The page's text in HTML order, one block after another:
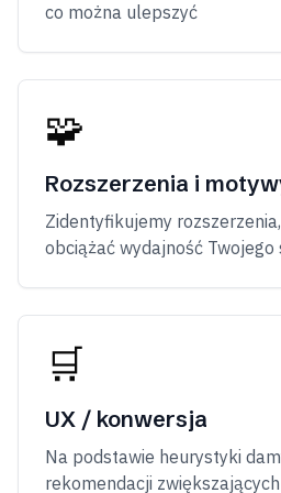
co można ulepszyć
🧩
Rozszerzenia i
Zidentyfikujemy
obciążać wydajność
🛒
UX / konwersja
Na podstawie heurystyki
rekomendacji